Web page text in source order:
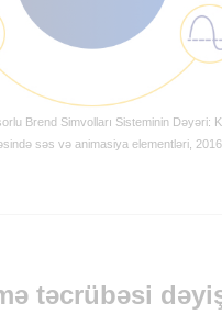
Brend Simvolları Sisteminin Dəyəri:
səs və animasiya elementləri, 2016
təcrübəsi